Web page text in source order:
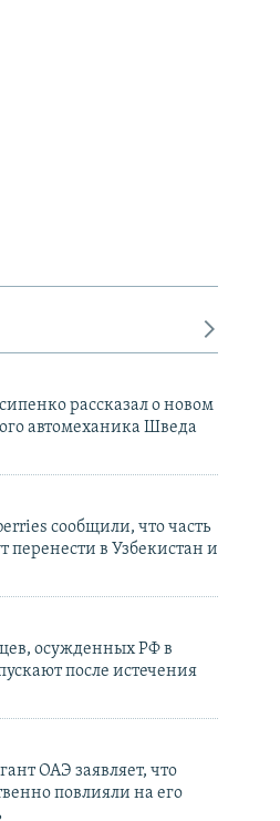
рассказал о новом
автомеханика Шведа
сообщили, что часть
перенести в Узбекистан и
осужденных РФ в
после истечения
ОАЭ заявляет, что
повлияли на его